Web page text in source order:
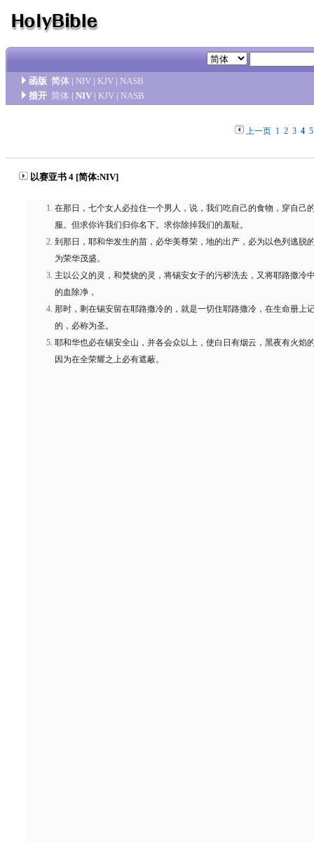
函版 简体 | NIV | KJV | NASB
措开 简体 | NIV | KJV | NASB
上一页 1 2 3 4 5
以赛亚书 4 [简体:NIV]
在那日，七个女人必拉住一个男人，说，我们吃自己的食物，穿自己
服。但求你许我们归你名下。求你除掉我们的羞耻。
到那日，耶和华发生的苗，必华美尊荣，地的出产，必为以色列逃脱
为荣华茂盛。
主以公义的灵，和焚烧的灵，将锡安女子的污秽洗去，又将耶路撒冷
的血除净，
那时，剩在锡安留在耶路撒冷的，就是一切住耶路撒冷，在生命册上
的，必称为圣。
耶和华也必在锡安全山，并各会众以上，使白日有烟云，黑夜有火焰
因为在全荣耀之上必有遮蔽。